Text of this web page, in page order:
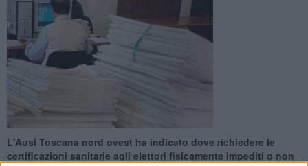
L'Ausl Toscana nord ovest ha indicato dove richiedere le
certificazioni sanitarie agli elettori fisicamente impediti o non